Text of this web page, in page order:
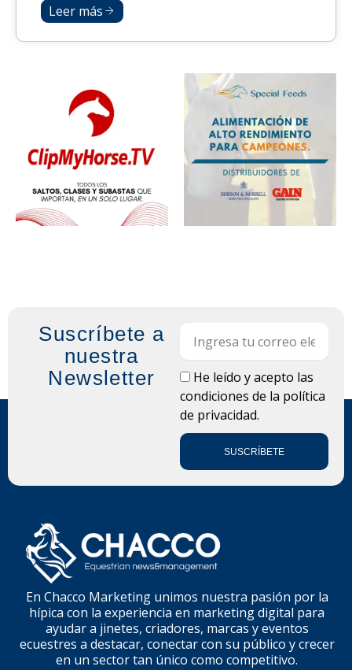
Leer más
Suscríbete a
nuestra
Newsletter
LOPDHe leído y acepto las
condiciones de la política
de privacidad.
SUSCRÍBETE
En Chacco Marketing unimos nuestra pasión por la
hípica con la experiencia en marketing digital para
ayudar a jinetes, criadores, marcas y eventos
ecuestres a destacar, conectar con su público y crecer
en un sector tan único como competitivo.